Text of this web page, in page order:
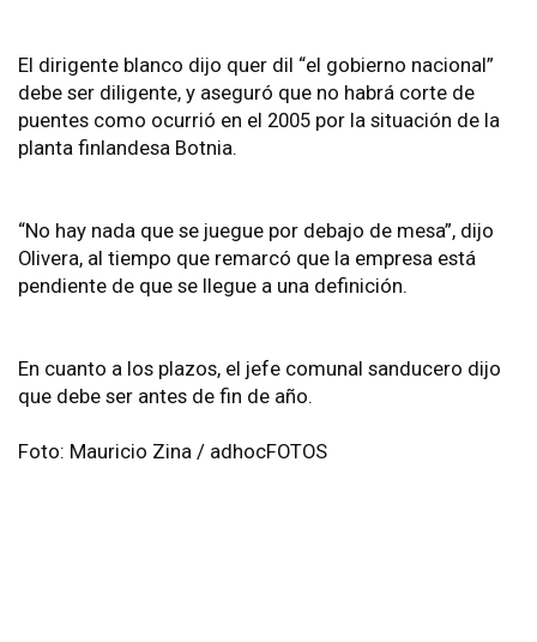
El dirigente blanco dijo quer dil “el gobierno nacional”
debe ser diligente, y aseguró que no habrá corte de
puentes como ocurrió en el 2005 por la situación de la
planta finlandesa Botnia.
“No hay nada que se juegue por debajo de mesa”, dijo
Olivera, al tiempo que remarcó que la empresa está
pendiente de que se llegue a una definición.
En cuanto a los plazos, el jefe comunal sanducero dijo
que debe ser antes de fin de año.
Foto: Mauricio Zina / adhocFOTOS